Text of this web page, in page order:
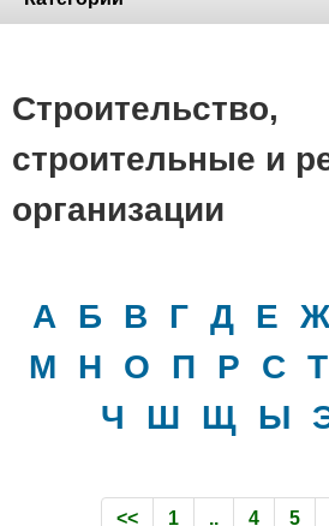
Строительство,
строительные и
организации
А Б В Г Д Е Ж
М
Н О П Р С Т
Ч
Ш Щ Ы
<< 1 .. 4 5